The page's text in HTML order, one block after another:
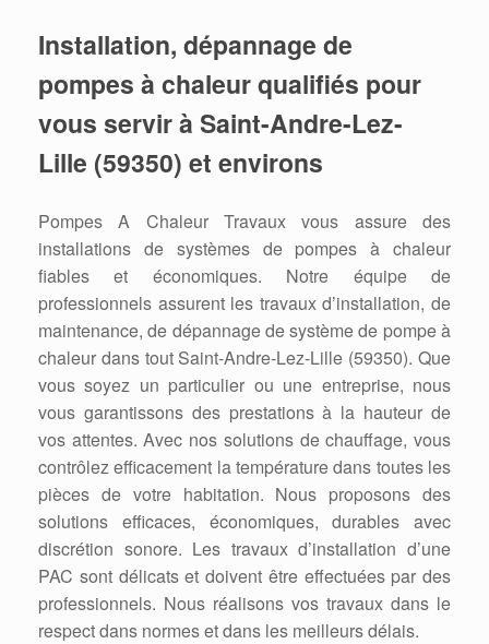
Installation, dépannage de
pompes à chaleur qualifiés pour
vous servir à Saint-Andre-Lez-
Lille (59350) et environs
Pompes A Chaleur Travaux vous assure des
installations de systèmes de pompes à chaleur
fiables et économiques. Notre équipe de
professionnels assurent les travaux d’installation, de
maintenance, de dépannage de système de pompe à
chaleur dans tout Saint-Andre-Lez-Lille (59350). Que
vous soyez un particulier ou une entreprise, nous
vous garantissons des prestations à la hauteur de
vos attentes. Avec nos solutions de chauffage, vous
contrôlez efficacement la température dans toutes les
pièces de votre habitation. Nous proposons des
solutions efficaces, économiques, durables avec
discrétion sonore. Les travaux d’installation d’une
PAC sont délicats et doivent être effectuées par des
professionnels. Nous réalisons vos travaux dans le
respect dans normes et dans les meilleurs délais.